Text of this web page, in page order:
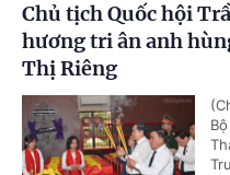
Chủ tịch Quốc hội
hương tri ân anh
Thị Riêng